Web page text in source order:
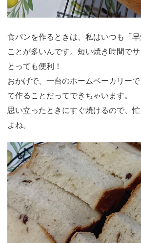
食パンを作るときは、私はいつも「
ことが多いんです。短い焼き時間でサ
とっても便利！
おかげで、一台のホームベーカリー
て作ることだってできちゃいます。
思い立ったときにすぐ焼けるので、
よね。